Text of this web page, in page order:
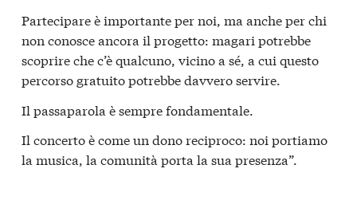
Partecipare è importante per noi, ma anche per chi
non conosce ancora il progetto: magari potrebbe
scoprire che c’è qualcuno, vicino a sé, a cui questo
percorso gratuito potrebbe davvero servire.
Il passaparola è sempre fondamentale.
Il concerto è come un dono reciproco: noi portiamo
la musica, la comunità porta la sua presenza”.